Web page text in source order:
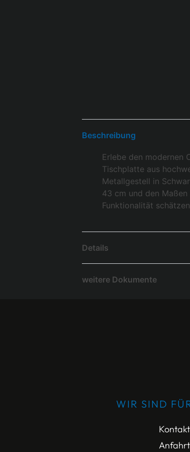
Beschreibung
Erlebe den modernen
Tischplatte aus
Metallgestell in
43 cm und den
Funktionalität
Details
weitere Dokumente
WIR SIND
Kontakt
Anfahrt